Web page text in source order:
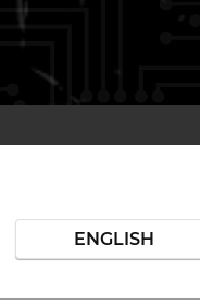
ENGLISH